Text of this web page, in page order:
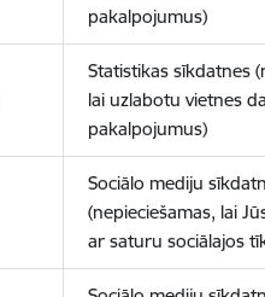
pakalpojumus)
Statistikas sīkdatnes
lai uzlabotu vietnes
pakalpojumus)
Sociālo mediju
(nepieciešamas, lai
ar saturu sociālajos